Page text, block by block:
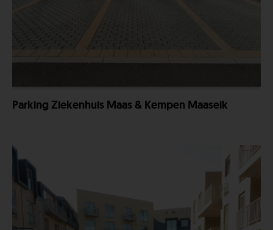
Parking Ziekenhuis Maas & Kempen Maaseik